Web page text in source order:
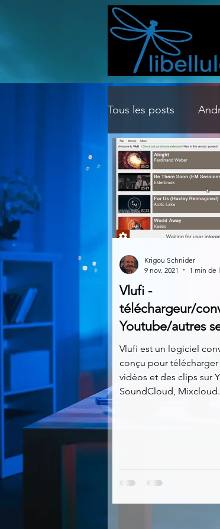
Tous les posts
Customisation
Gestion Système
Multimedia
Photographie
Video
Vlufi -
téléchargeur/
Youtube/autres
Vlufi est un logiciel
conçu pour
vidéos et des clips sur
SoundCloud,
Krigou Schnider
9 nov. 2021
1 min de